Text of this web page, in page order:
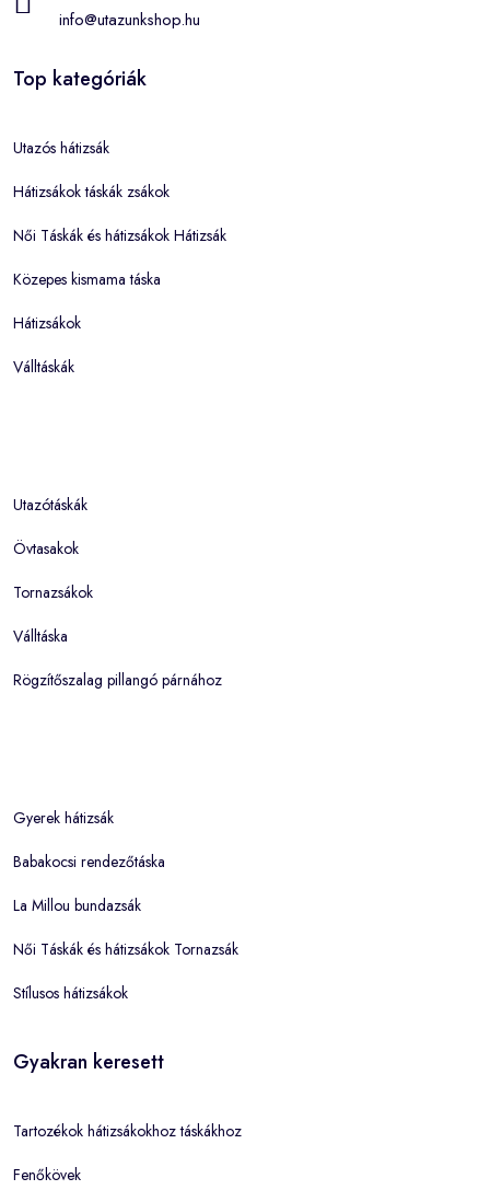
info@utazunkshop.hu
Top kategóriák
Utazós hátizsák
Hátizsákok táskák zsákok
Női Táskák és hátizsákok Hátizsák
Közepes kismama táska
Hátizsákok
Válltáskák
Utazótáskák
Övtasakok
Tornazsákok
Válltáska
Rögzítőszalag pillangó párnához
Gyerek hátizsák
Babakocsi rendezőtáska
La Millou bundazsák
Női Táskák és hátizsákok Tornazsák
Stílusos hátizsákok
Gyakran keresett
Tartozékok hátizsákokhoz táskákhoz
Fenőkövek